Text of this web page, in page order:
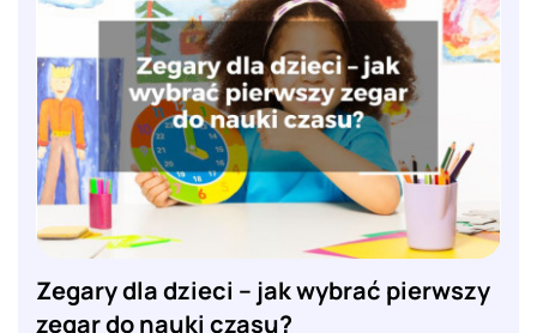
Zegary dla dzieci – jak wybrać pierwszy
zegar do nauki czasu?